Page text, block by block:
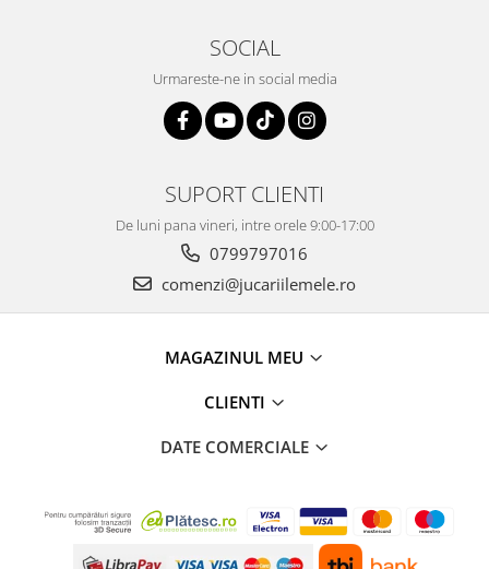
SOCIAL
Urmareste-ne in social media
SUPORT CLIENTI
De luni pana vineri, intre orele 9:00-17:00
0799797016
comenzi@jucariilemele.ro
MAGAZINUL MEU
CLIENTI
DATE COMERCIALE